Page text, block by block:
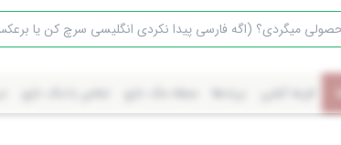
برندها مجله مک دارو تماس با مک دارو